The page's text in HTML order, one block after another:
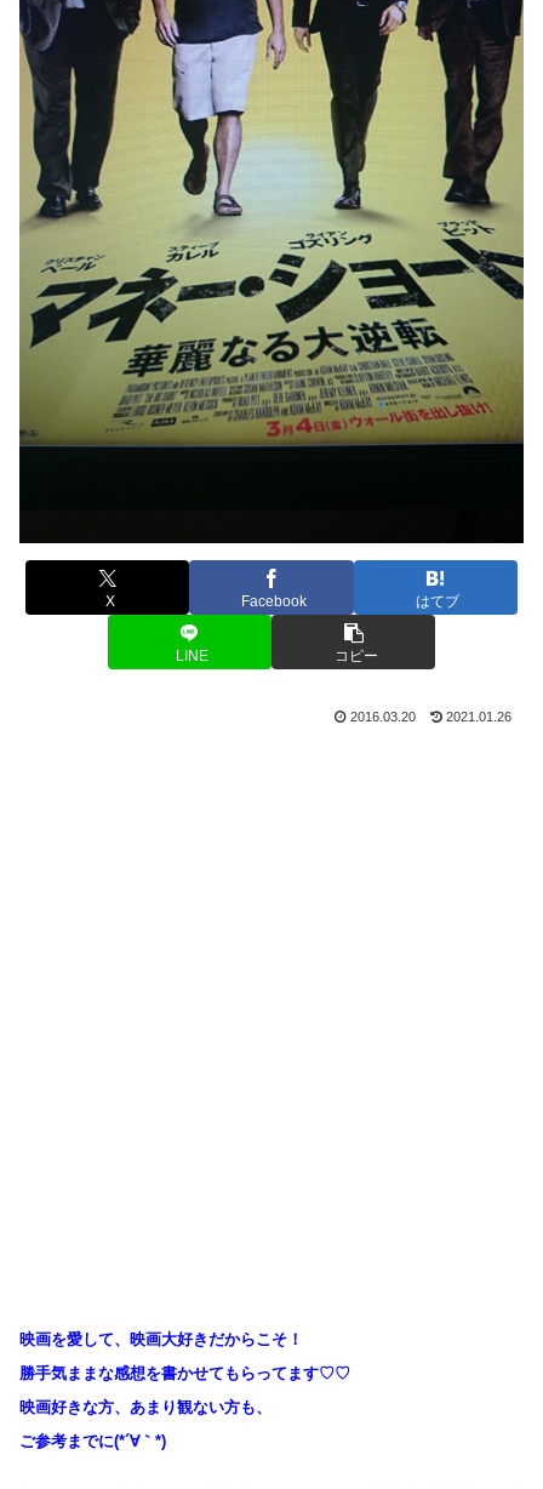
X Facebook はてブ
LINE コピー
2016.03.20 2021.01.26
映画を愛して、映画大好きだからこそ！
勝手気ままな感想を書かせてもらってます♡♡
映画好きな方、あまり観ない方も、
ご参考までに(*´∀｀*)